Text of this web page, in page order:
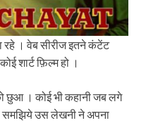
रहे । वेब सीरीज इतने कंटेंट
शार्ट फ़िल्म हो ।
छुआ । कोई भी कहानी जब लगे
समझिये उस लेखनी ने अपना